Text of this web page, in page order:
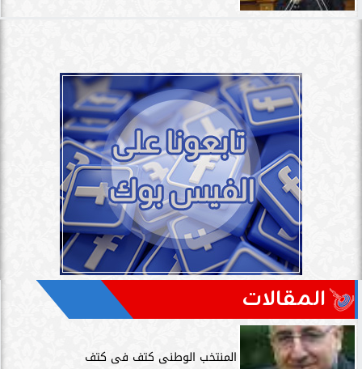
المقالات
المنتخب الوطنى كتف فى كتف